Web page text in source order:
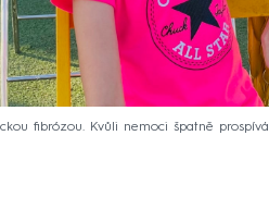
fibrózou. Kvůli nemoci špatně prospívá